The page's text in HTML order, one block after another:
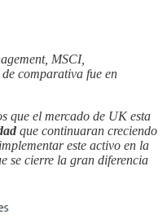
MSCI,
comparativa fue en
que el mercado de UK esta
que continuaran creciendo
este activo en la
se cierre la gran diferencia